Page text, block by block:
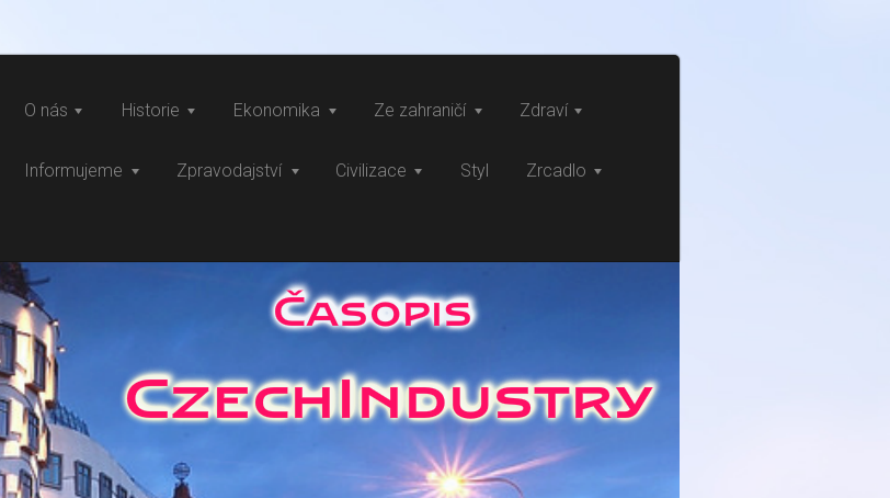
O nás Historie Ekonomika Ze zahraničí Zdraví
Informujeme Zpravodajství Civilizace Styl Zrcadlo